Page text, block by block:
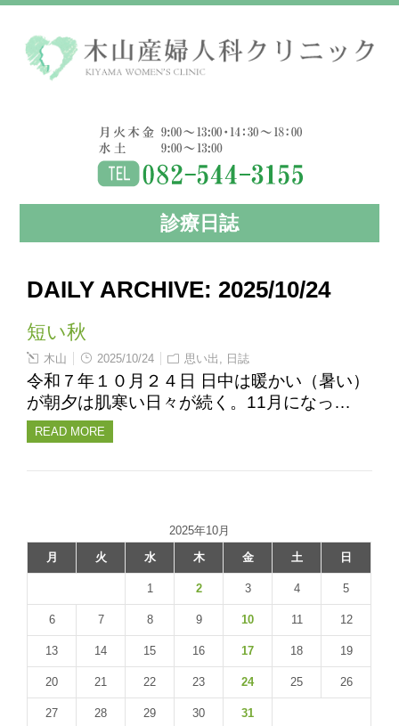
診療日誌
DAILY ARCHIVE:2025/10/24
短い秋
木山 2025/10/24 思い出 日誌
令和７年１０月２４日 日中は暖かい（暑い）
が朝夕は肌寒い日々が続く。11月になっ…
READ MORE
2025年10月
月
火 水 木 金 土 日
1 2 3 4 5
6 7 8 9 10 11 12
13 14 15 16 17 18 19
20 21 22 23 24 25 26
27 28 29 30
31